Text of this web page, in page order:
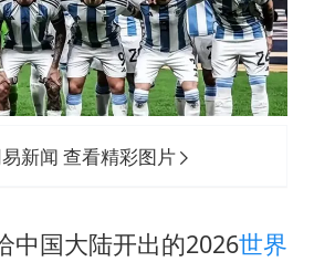
新闻 查看精彩图片
中国大陆开出的2026世界